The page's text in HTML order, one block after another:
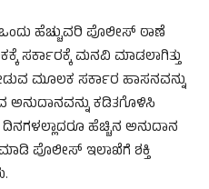
ಒಂದು ಹೆಚ್ಚುವರಿ ಪೊಲೀಸ್ ಠಾಣೆ
ಸರ್ಕಾರಕ್ಕೆ ಮನವಿ ಮಾಡಲಾಗಿತ್ತು
ಮೂಲಕ ಸರ್ಕಾರ ಹಾಸನವನ್ನು
ಅನುದಾನವನ್ನು ಕಡಿತಗೊಳಿಸಿ
ಹೆಚ್ಚಿನ ಅನುದಾನ
ಪೊಲೀಸ್ ಇಲಾಖೆಗೆ ಶಕ್ತಿ